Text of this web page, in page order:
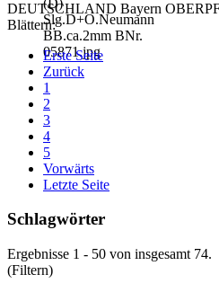
DEUTSCHLAND Bayern
Blättern:
Erste Seite
Zurück
1
2
3
4
5
Vorwärts
Letzte Seite
Schlagwörter
Ergebnisse 1 - 50 von insgesamt 74.
(Filtern)